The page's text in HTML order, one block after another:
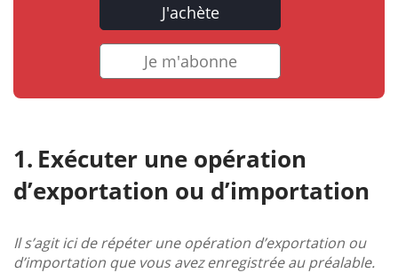
J'achète
Je m'abonne
Exécuter une opération
d’exportation ou d’importation
Il s’agit ici de répéter une opération d’exportation ou
d’importation que vous avez enregistrée au préalable.